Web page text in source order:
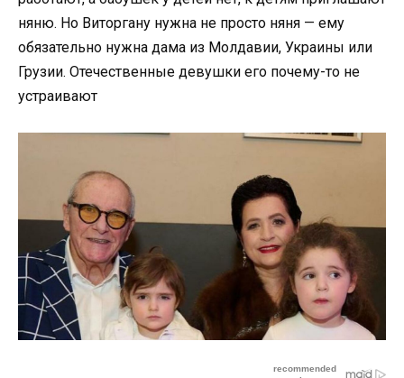
няню. Но Виторгану нужна не просто няня — ему
обязательно нужна дама из Молдавии, Украины или
Грузии. Отечественные девушки его почему-то не
устраивают